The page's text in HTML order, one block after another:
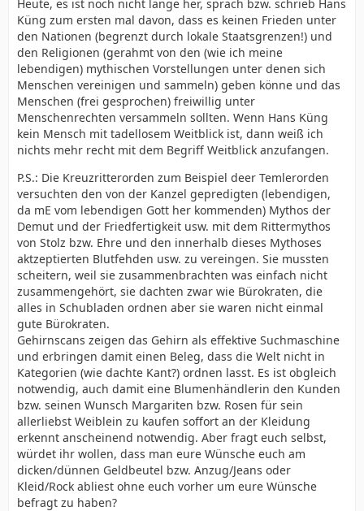
Heute, es ist noch nicht lange her, sprach bzw. schrieb Hans
Küng zum ersten mal davon, dass es keinen Frieden unter
den Nationen (begrenzt durch lokale Staatsgrenzen!) und
den Religionen (gerahmt von den (wie ich meine
lebendigen) mythischen Vorstellungen unter denen sich
Menschen vereinigen und sammeln) geben könne und das
Menschen (frei gesprochen) freiwillig unter
Menschenrechten versammeln sollten. Wenn Hans Küng
kein Mensch mit tadellosem Weitblick ist, dann weiß ich
nichts mehr recht mit dem Begriff Weitblick anzufangen.
P.S.: Die Kreuzritterorden zum Beispiel deer Temlerorden
versuchten den von der Kanzel gepredigten (lebendigen,
da mE vom lebendigen Gott her kommenden) Mythos der
Demut und der Friedfertigkeit usw. mit dem Rittermythos
von Stolz bzw. Ehre und den innerhalb dieses Mythoses
aktzeptierten Blutfehden usw. zu vereingen. Sie mussten
scheitern, weil sie zusammenbrachten was einfach nicht
zusammengehört, sie dachten zwar wie Bürokraten, die
alles in Schubladen ordnen aber sie waren nicht einmal
gute Bürokraten.
Gehirnscans zeigen das Gehirn als effektive Suchmaschine
und erbringen damit einen Beleg, dass die Welt nicht in
Kategorien (wie dachte Kant?) ordnen lasst. Es ist obgleich
notwendig, auch damit eine Blumenhändlerin den Kunden
bzw. seinen Wunsch Margariten bzw. Rosen für sein
allerliebst Weiblein zu kaufen soffort an der Kleidung
erkennt anscheinend notwendig. Aber fragt euch selbst,
würdet ihr wollen, dass man eure Wünsche euch am
dicken/dünnen Geldbeutel bzw. Anzug/Jeans oder
Kleid/Rock abliest ohne euch vorher um eure Wünsche
befragt zu haben?